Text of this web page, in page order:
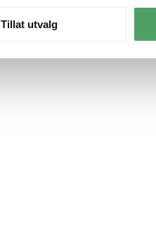
Tillat utvalg